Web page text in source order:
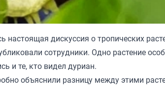
настоящая дискуссия о тропических
сотрудники. Одно растение
и те, кто видел дуриан.
объяснили разницу между этими